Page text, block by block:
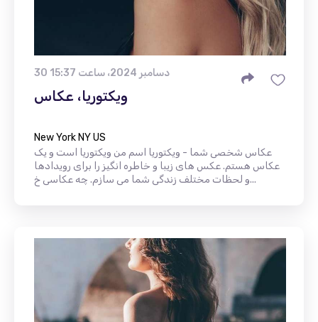
30 دسامبر 2024، ساعت 15:37
ویکتوریا، عکاس
New York NY US
عکاس شخصی شما - ویکتوریا اسم من ویکتوریا است و یک
عکاس هستم. عکس های زیبا و خاطره انگیز را برای رویدادها
و لحظات مختلف زندگی شما می سازم. چه عکاسی خ...